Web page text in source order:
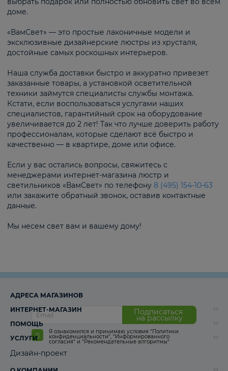
доме.
«ВамСвет» — это простые лаконичные модели и
эксклюзивные дизайнерские люстры из хрусталя,
достойные самых роскошных интерьеров.
Наша служба доставки быстро и аккуратно привезет
заказанные товары, а установкой осветительной
техники займутся специалисты службы монтажа.
Кстати, если воспользоваться услугами наших
специалистов, гарантийный срок на оборудование
увеличивается до 2 лет! Так что лучше доверить работу
профессионалам, которые сделают всё быстро и
качественно — в квартире, доме или офисе.
Если у вас остались вопросы, свяжитесь с
менеджерами интернет-магазина люстр и
светильников «ВамСвет» по телефону 8 (495) 154-10-63
или закажите обратный звонок, оставив контактные
данные.
Мы несем свет вам и вашему дому!
Подписаться
на рассылку
Я ознакомился и принимаю условия “Политики
конфиденциальности”, “Информированного
согласия“ и “Рекомендательные алгоритмы“
АДРЕСА МАГАЗИНОВ
ИНТЕРНЕТ-МАГАЗИН
ПОМОЩЬ
УСЛУГИ
Дизайн-проект